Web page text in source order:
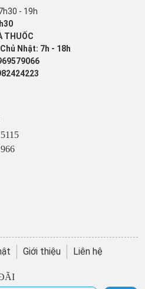
- 19h
THUỐC
Nhật: 7h - 18h
Giới thiệu Liên hệ